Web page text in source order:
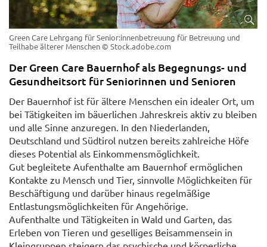
Green Care Lehrgang für Senior:innenbetreuung für Betreuung und
Teilhabe älterer Menschen © Stock.adobe.com
Der Green Care Bauernhof als Begegnungs- und
Gesundheitsort für Seniorinnen und Senioren
Der Bauernhof ist für ältere Menschen ein idealer Ort, um
bei Tätigkeiten im bäuerlichen Jahreskreis aktiv zu bleiben
und alle Sinne anzuregen. In den Niederlanden,
Deutschland und Südtirol nutzen bereits zahlreiche Höfe
dieses Potential als Einkommensmöglichkeit.
Gut begleitete Aufenthalte am Bauernhof ermöglichen
Kontakte zu Mensch und Tier, sinnvolle Möglichkeiten für
Beschäftigung und darüber hinaus regelmäßige
Entlastungsmöglichkeiten für Angehörige.
Aufenthalte und Tätigkeiten in Wald und Garten, das
Erleben von Tieren und geselliges Beisammensein in